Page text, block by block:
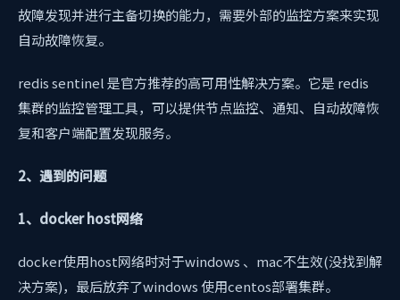
故障发现并进行主备切换的能力，需要外部的监控方案来实现
自动故障恢复。
redis sentinel 是官方推荐的高可用性解决方案。它是 redis
集群的监控管理工具，可以提供节点监控、通知、自动故障恢
复和客户端配置发现服务。
2、遇到的问题
1、docker host网络
docker使用host网络时对于windows 、mac不生效(没找到解
决方案)，最后放弃了windows 使用centos部署集群。